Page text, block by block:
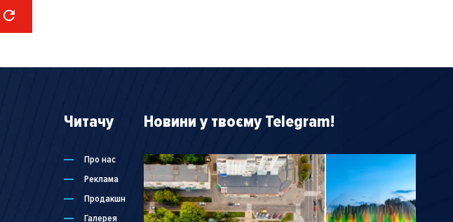
Читачу
Про нас
Реклама
Продакшн
Галерея
Новини у твоєму Telegram!